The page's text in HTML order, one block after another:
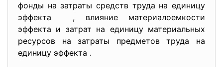
фонды на затраты средств труда на единицу
эффекта
, влияние материалоемкости
эффекта и затрат на единицу материальных
ресурсов на затраты предметов труда на
единицу эффекта .